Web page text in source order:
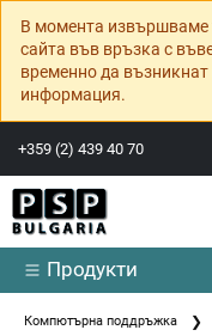
В момента извършваме
сайта във връзка с
временно да възникнат
информация.
+359 (2) 439 40 70
Продукти
Компютърна поддръжка